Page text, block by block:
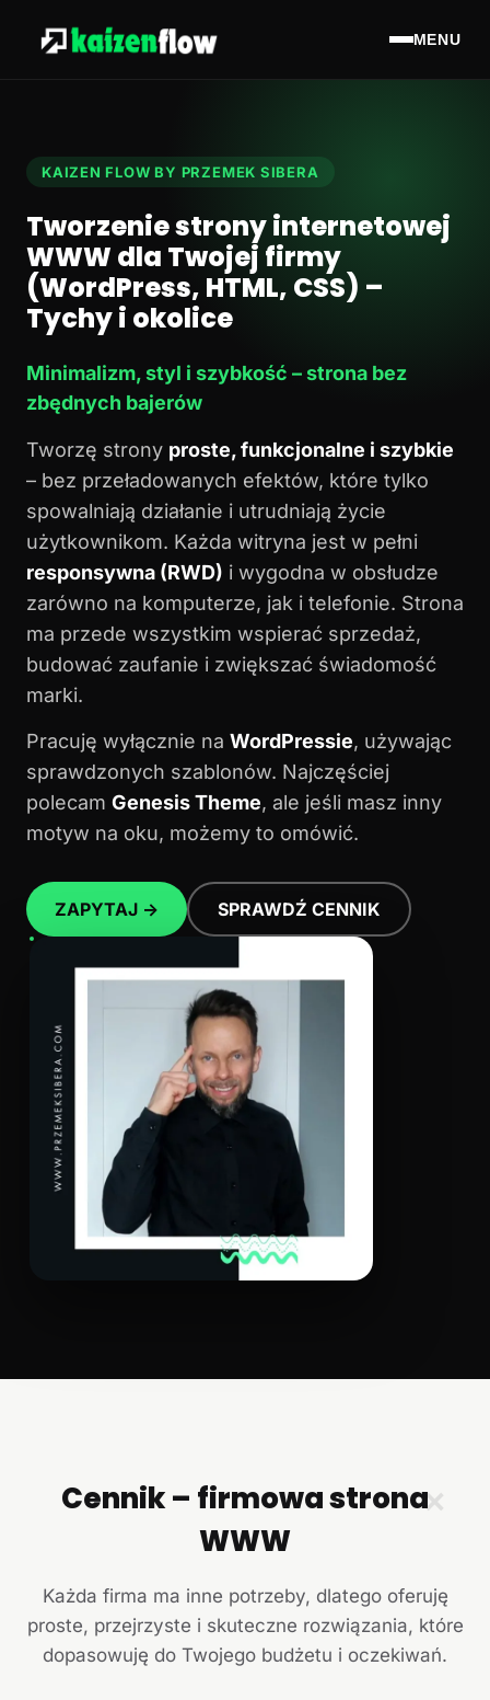
MENU
KAIZEN FLOW BY PRZEMEK SIBERA
Tworzenie strony internetowej
WWW dla Twojej firmy
(WordPress, HTML, CSS) –
Tychy i okolice
Minimalizm, styl i szybkość – strona bez
zbędnych bajerów
Tworzę strony proste, funkcjonalne i szybkie
– bez przeładowanych efektów, które tylko
spowalniają działanie i utrudniają życie
użytkownikom. Każda witryna jest w pełni
responsywna (RWD) i wygodna w obsłudze
zarówno na komputerze, jak i telefonie. Strona
ma przede wszystkim wspierać sprzedaż,
budować zaufanie i zwiększać świadomość
marki.
Pracuję wyłącznie na WordPressie, używając
sprawdzonych szablonów. Najczęściej
polecam Genesis Theme, ale jeśli masz inny
motyw na oku, możemy to omówić.
ZAPYTAJ → SPRAWDŹ CENNIK
✕
Cennik – firmowa strona
WWW
Każda firma ma inne potrzeby, dlatego oferuję
proste, przejrzyste i skuteczne rozwiązania, które
dopasowuję do Twojego budżetu i oczekiwań.